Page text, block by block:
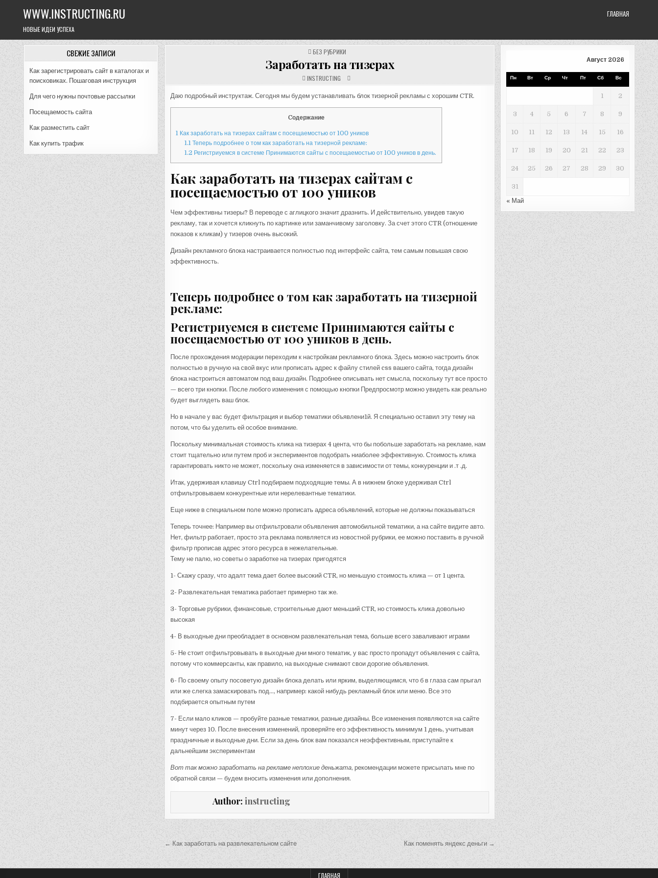
WWW.INSTRUCTING.RU
НОВЫЕ ИДЕИ УСПЕХА
ГЛАВНАЯ
POSTED
IN
БЕЗ РУБРИКИ
Заработать на тизерах
INSTRUCTING
Даю подробный инструктаж. Сегодня мы будем устанавливать блок тизерной рекламы с хорошим CTR.
Cодержание
1Как заработать на тизерах сайтам с посещаемостью от 100 уников
1.1 Теперь подробнее о том как заработать на тизерной рекламе:
1.2 Регистриуемся в системе Принимаются сайты с посещаемостью от 100 уников в день.
Как заработать на тизерах сайтам с
посещаемостью от 100 уников
Чем эффективны тизеры? В переводе с аглицкого значит дразнить. И действительно, увидев такую
рекламу, так и хочется кликнуть по картинке или заманчивому заголовку. За счет этого CTR (отношение
показов к кликам) у тизеров очень высокий.
Дизайн рекламного блока настраивается полностью под интерфейс сайта, тем самым повышая свою
эффективность.
Теперь подробнее о том как заработать на тизерной
рекламе:
Регистриуемся в системе Принимаются сайты с
посещаемостью от 100 уников в день.
После прохождения модерации переходим к настройкам рекламного блока. Здесь можно настроить блок
полностью в ручную на свой вкус или прописать адрес к файлу стилей css вашего сайта, тогда дизайн
блока настроиться автоматом под ваш дизайн. Подробнее описывать нет смысла, поскольку тут все просто
— всего три кнопки. После любого изменения с помощью кнопки Предпросмотр можно увидеть как реально
будет выглядеть ваш блок.
Но в начале у вас будет фильтрация и выбор тематики объявлени1й. Я специально оставил эту тему на
потом, что бы уделить ей особое внимание.
Поскольку минимальная стоимость клика на тизерах 4 цента, что бы побольше заработать на рекламе, нам
стоит тщательно или путем проб и экспериментов подобрать ниаболее эффективную. Стоимость клика
гарантировать никто не может, поскольку она изменяется в зависимости от темы, конкуренции и .т .д.
Итак, удерживая клавишу Ctrl подбираем подходящие темы. А в нижнем блоке удерживая Ctrl
отфильтровываем конкурентные или нерелевантные тематики.
Еще ниже в специальном поле можно прописать адреса объявлений, которые не должны показываться
Теперь точнее: Например вы отфильтровали объявления автомобильной тематики, а на сайте видите авто.
Нет, фильтр работает, просто эта реклама появляется из новостной рубрики, ее можно поставить в ручной
фильтр прописав адрес этого ресурса в нежелательные.
Тему не палю, но советы о заработке на тизерах пригодятся
1- Скажу сразу, что адалт тема дает более высокий CTR, но меньшую стоимость клика — от 1 цента.
2- Развлекательная тематика работает примерно так же.
3- Торговые рубрики, финансовые, строительные дают меньший CTR, но стоимость клика довольно
высокая
4- В выходные дни преобладает в основном развлекательная тема, больше всего заваливают играми
5- Не стоит отфильтровывать в выходные дни много тематик, у вас просто пропадут объявления с сайта,
потому что коммерсанты, как правило, на выходные снимают свои дорогие объявления.
6- По своему опыту посоветую дизайн блока делать или ярким, выделяющимся, что б в глаза сам прыгал
или же слегка замаскировать под…, например: какой нибудь рекламный блок или меню. Все это
подбирается опытным путем
7- Если мало кликов — пробуйте разные тематики, разные дизайны. Все изменения появляются на сайте
минут через 10. После внесения изменений, проверяйте его эффективность минимум 1 день, учитывая
праздничные и выходные дни. Если за день блок вам показался неэффективным, приступайте к
дальнейшим экспериментам
Вот так можно заработать на рекламе неплохие деньжата, рекомендации можете присылать мне по
обратной связи — будем вносить изменения или дополнения.
Author:instructing
Навигация
по
записям
← Как заработать на развлекательном сайте Как поменять яндекс деньги →
СВЕЖИЕ ЗАПИСИ
Как зарегистрировать сайт в каталогах и
поисковиках. Пошаговая инструкция
Для чего нужны почтовые рассылки
Посещаемость сайта
Как разместить сайт
Как купить трафик
Август 2026
Пн Вт Ср Чт Пт Сб Вс
1 2
3 4 5 6 7 8 9
10 11 12 13 14 15 16
17 18 19 20 21 22 23
24 25 26 27 28 29 30
31
« Май
ГЛАВНАЯ